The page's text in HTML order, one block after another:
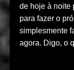
de hoje à noite
para fazer o
simplesmente
agora. Digo, o